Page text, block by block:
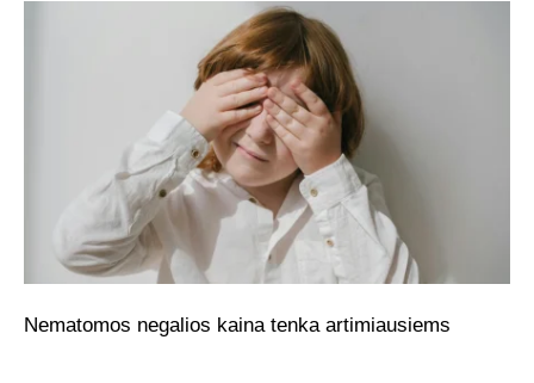
Nematomos negalios kaina tenka artimiausiems